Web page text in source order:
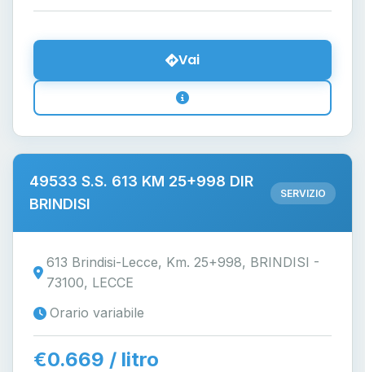
Vai
49533 S.S. 613 KM 25+998 DIR
BRINDISI
SERVIZIO
613 Brindisi-Lecce, Km. 25+998, BRINDISI -
73100, LECCE
Orario variabile
€0.669 / litro